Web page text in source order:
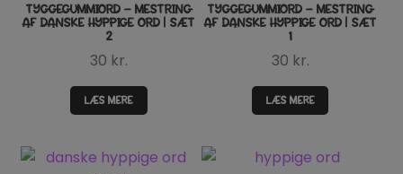
TYGGEGUMMIORD – MESTRING
AF DANSKE HYPPIGE ORD | SÆT
2
30 kr.
LÆS MERE
TYGGEGUMMIORD – MESTRING
AF DANSKE HYPPIGE ORD | SÆT
1
30 kr.
LÆS MERE